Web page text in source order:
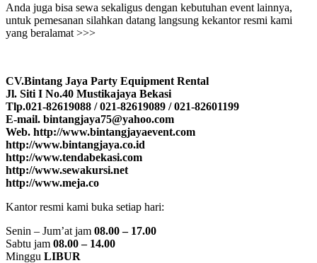
Anda juga bisa sewa sekaligus dengan kebutuhan event lainnya,
untuk pemesanan silahkan datang langsung kekantor resmi kami
yang beralamat >>>
CV.Bintang Jaya Party Equipment Rental
Jl. Siti I No.40 Mustikajaya Bekasi
Tlp.021-82619088 / 021-82619089 / 021-82601199
E-mail. bintangjaya75@yahoo.com
Web. http://www.bintangjayaevent.com
http://www.bintangjaya.co.id
http://www.tendabekasi.com
http://www.sewakursi.net
http://www.meja.co
Kantor resmi kami buka setiap hari:
Senin – Jum’at jam 08.00 – 17.00
Sabtu jam 08.00 – 14.00
Minggu LIBUR